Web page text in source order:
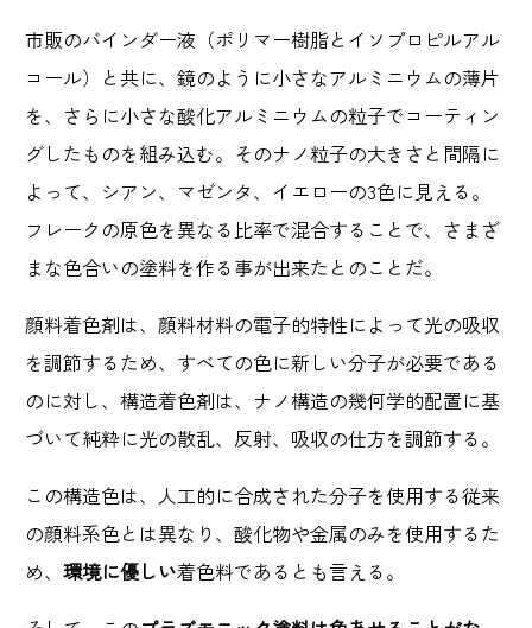
市販のバインダー液（ポリマー樹脂とイソプロピルアル
コール）と共に、鏡のように小さなアルミニウムの薄片
を、さらに小さな酸化アルミニウムの粒子でコーティン
グしたものを組み込む。そのナノ粒子の大きさと間隔に
よって、シアン、マゼンタ、イエローの3色に見える。
フレークの原色を異なる比率で混合することで、さまざ
まな色合いの塗料を作る事が出来たとのことだ。
顔料着色剤は、顔料材料の電子的特性によって光の吸収
を調節するため、すべての色に新しい分子が必要である
のに対し、構造着色剤は、ナノ構造の幾何学的配置に基
づいて純粋に光の散乱、反射、吸収の仕方を調節する。
この構造色は、人工的に合成された分子を使用する従来
の顔料系色とは異なり、酸化物や金属のみを使用するた
め、環境に優しい着色料であるとも言える。